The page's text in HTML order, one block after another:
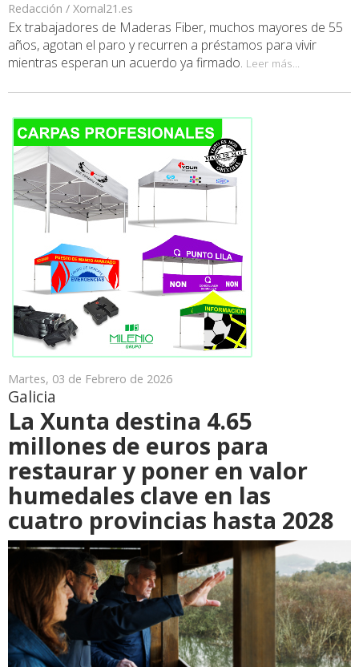
Redacción / Xornal21.es
Ex trabajadores de Maderas Fiber, muchos mayores de 55
años, agotan el paro y recurren a préstamos para vivir
mientras esperan un acuerdo ya firmado. Leer más...
Martes, 03 de Febrero de 2026
Galicia
La Xunta destina 4.65
millones de euros para
restaurar y poner en valor
humedales clave en las
cuatro provincias hasta 2028